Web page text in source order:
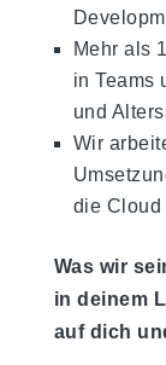
Mehr als
in Teams
und
Wir
die Cloud
Was wir
in deinem
auf dich